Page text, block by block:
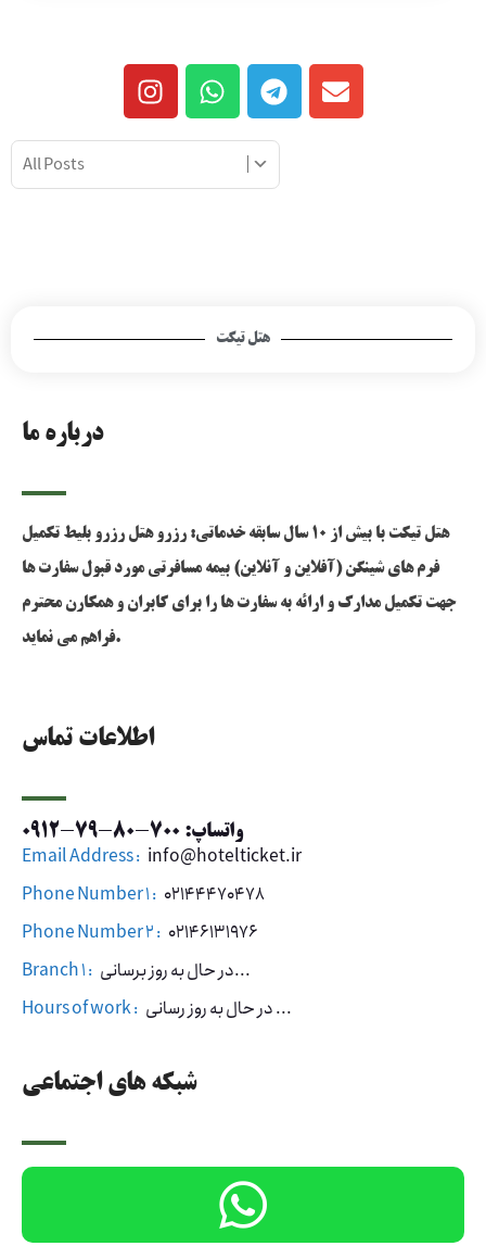
هتل تیکت
شبکه های اجتماعی
اطلاعات تماس
واتساپ: 700-80-79-0912
Email Address : info@hotelticket.ir
Phone Number 1 : 02144470478
Phone Number 2 : 02146131976
Branch 1 :
در حال به روز برسانی...
Hours of work :
در حال به روز رسانی ...
درباره ما
هتل تیکت با بیش از 10 سال سابقه خدماتی: رزرو هتل رزرو بلیط تکمیل
فرم های شینگن (آفلاین و آنلاین) بیمه مسافرتی مورد قبول سفارت ها
جهت تکمیل مدارک و ارائه به سفارت ها را برای کابران و همکارن محترم
فراهم می نماید.